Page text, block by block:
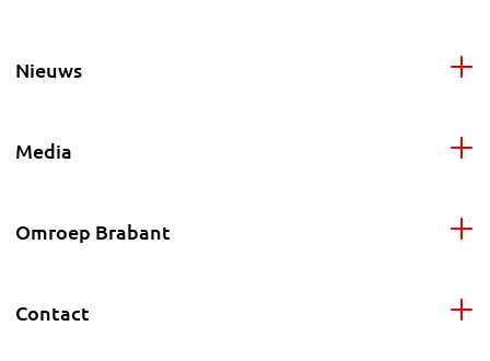
Nieuws
Media
Omroep Brabant
Contact